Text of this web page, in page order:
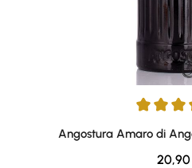
Durchschnittliche Bewertung
Angostura Amaro di